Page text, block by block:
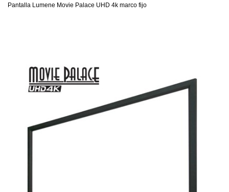
Pantalla Lumene Movie Palace UHD 4k marco fijo